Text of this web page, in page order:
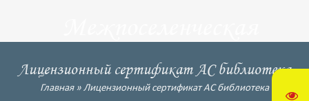
центральная
Лицензионный сертификат АС библиотека
Главная» Лицензионный сертификат АС библиотека